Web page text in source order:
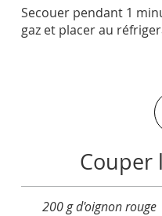
Secouer pendant 1
gaz et placer au
Couper
200 g d'oignon rouge